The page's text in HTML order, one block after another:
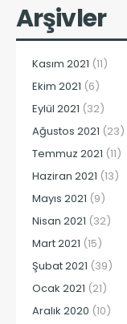
Arşivler
Kasım 2021 (11)
Ekim 2021 (6)
Eylül 2021 (32)
Ağustos 2021 (23)
Temmuz 2021 (11)
Haziran 2021 (13)
Mayıs 2021 (9)
Nisan 2021 (32)
Mart 2021 (15)
Şubat 2021 (39)
Ocak 2021 (21)
Aralık 2020 (10)